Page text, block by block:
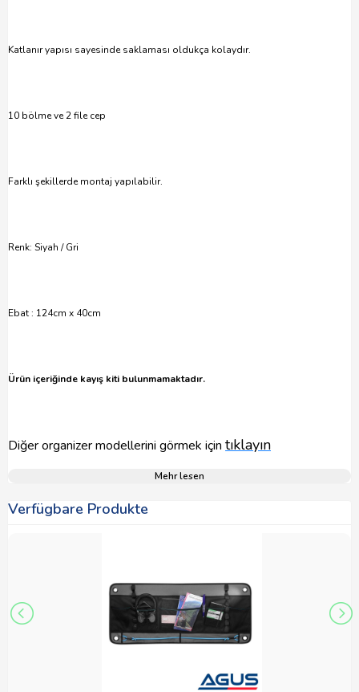
Katlanır yapısı sayesinde saklaması oldukça kolaydır.
10 bölme ve 2 file cep
Farklı şekillerde montaj yapılabilir.
Renk: Siyah / Gri
Ebat : 124cm x 40cm
Ürün içeriğinde kayış kiti bulunmamaktadır.
Diğer organizer modellerini görmek için tıklayın
Mehr lesen
Verfügbare Produkte